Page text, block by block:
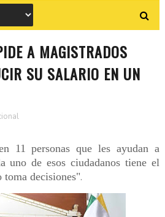
A MAGISTRADOS
SU SALARIO EN UN
11 personas que les ayudan a
uno de esos ciudadanos tiene el
toma decisiones".